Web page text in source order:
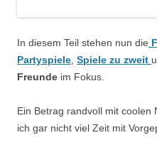
In diesem Teil stehen nun die
Partyspiele, Spiele zu zweit
Freunde im Fokus.
Ein Betrag randvoll mit coolen
ich gar nicht viel Zeit mit